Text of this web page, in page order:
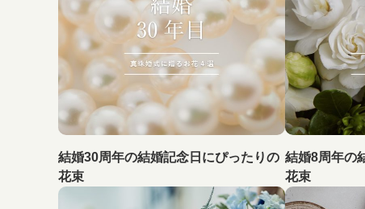
結婚30周年の結婚記念日にぴったりの
花束
結婚8周年の
花束